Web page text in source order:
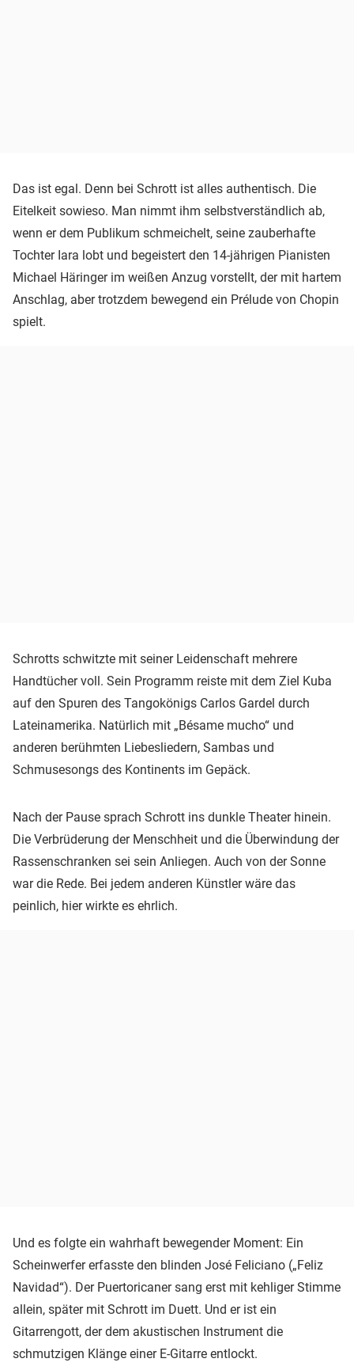
Das ist egal. Denn bei Schrott ist alles authentisch. Die
Eitelkeit sowieso. Man nimmt ihm selbstverständlich ab,
wenn er dem Publikum schmeichelt, seine zauberhafte
Tochter Iara lobt und begeistert den 14-jährigen Pianisten
Michael Häringer im weißen Anzug vorstellt, der mit hartem
Anschlag, aber trotzdem bewegend ein Prélude von Chopin
spielt.
Schrotts schwitzte mit seiner Leidenschaft mehrere
Handtücher voll. Sein Programm reiste mit dem Ziel Kuba
auf den Spuren des Tangokönigs Carlos Gardel durch
Lateinamerika. Natürlich mit „Bésame mucho“ und
anderen berühmten Liebesliedern, Sambas und
Schmusesongs des Kontinents im Gepäck.
Nach der Pause sprach Schrott ins dunkle Theater hinein.
Die Verbrüderung der Menschheit und die Überwindung der
Rassenschranken sei sein Anliegen. Auch von der Sonne
war die Rede. Bei jedem anderen Künstler wäre das
peinlich, hier wirkte es ehrlich.
Und es folgte ein wahrhaft bewegender Moment: Ein
Scheinwerfer erfasste den blinden José Feliciano („Feliz
Navidad“). Der Puertoricaner sang erst mit kehliger Stimme
allein, später mit Schrott im Duett. Und er ist ein
Gitarrengott, der dem akustischen Instrument die
schmutzigen Klänge einer E-Gitarre entlockt.